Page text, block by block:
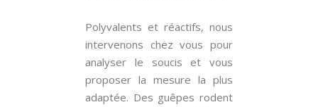
Polyvalents et réactifs, nous
intervenons chez vous pour
analyser le soucis et vous
proposer la mesure la plus
adaptée. Des guêpes rodent